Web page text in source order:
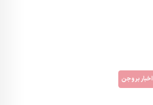
اخبار بروجن